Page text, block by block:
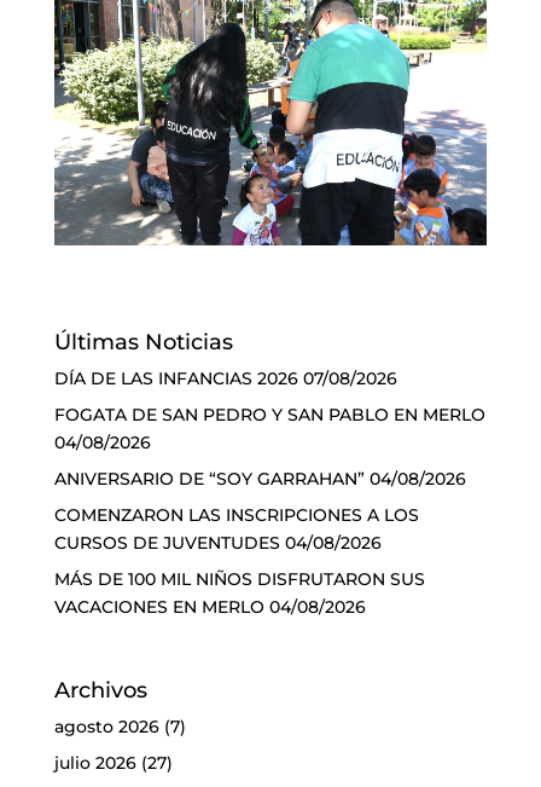
Últimas Noticias
DÍA DE LAS INFANCIAS 2026 07/08/2026
FOGATA DE SAN PEDRO Y SAN PABLO EN MERLO
04/08/2026
ANIVERSARIO DE “SOY GARRAHAN” 04/08/2026
COMENZARON LAS INSCRIPCIONES A LOS
CURSOS DE JUVENTUDES 04/08/2026
MÁS DE 100 MIL NIÑOS DISFRUTARON SUS
VACACIONES EN MERLO 04/08/2026
Archivos
agosto 2026(7)
julio 2026(27)